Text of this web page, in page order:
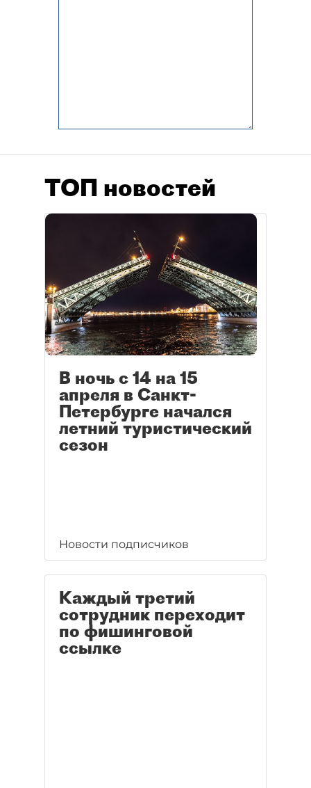
ТОП новостей
В ночь с 14 на 15
апреля в Санкт-
Петербурге начался
летний туристический
сезон
Новости подписчиков
Каждый третий
сотрудник переходит
по фишинговой
ссылке